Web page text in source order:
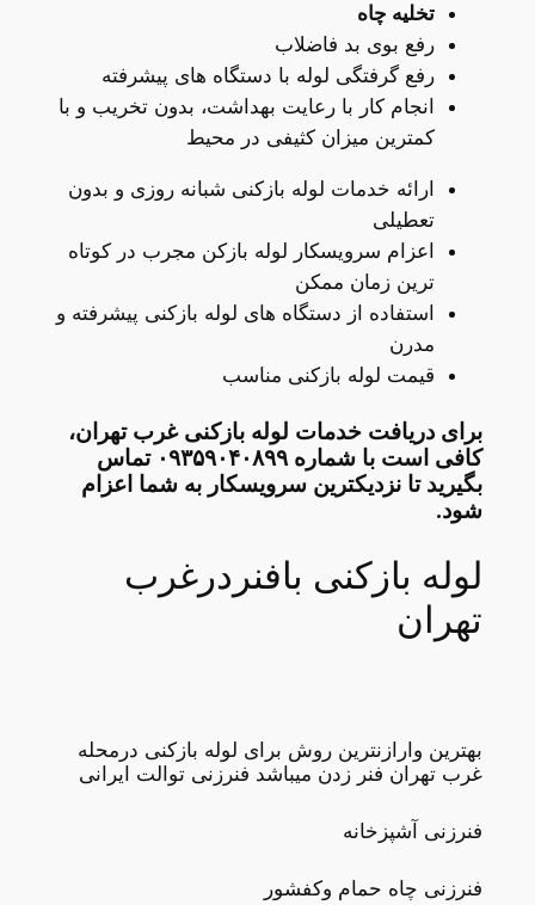
تخلیه چاه
رفع بوی بد فاضلاب
رفع گرفتگی لوله با دستگاه های پیشرفته
انجام کار با رعایت بهداشت، بدون تخریب و با
کمترین میزان کثیفی در محیط
ارائه خدمات لوله بازکنی شبانه روزی و بدون
تعطیلی
اعزام سرویسکار لوله بازکن مجرب در کوتاه
ترین زمان ممکن
استفاده از دستگاه های لوله بازکنی پیشرفته و
مدرن
قیمت لوله بازکنی مناسب
برای دریافت خدمات لوله بازکنی غرب تهران،
کافی است با شماره ۰۹۳۵۹۰۴۰۸۹۹ تماس
بگیرید تا نزدیکترین سرویسکار به شما اعزام
شود.
لوله بازکنی بافنردرغرب
تهران
بهترین وارازنترین روش برای لوله بازکنی درمحله
غرب تهران فنر زدن میباشد فنرزنی توالت ایرانی
فنرزنی آشپزخانه
فنرزنی چاه حمام وکفشور